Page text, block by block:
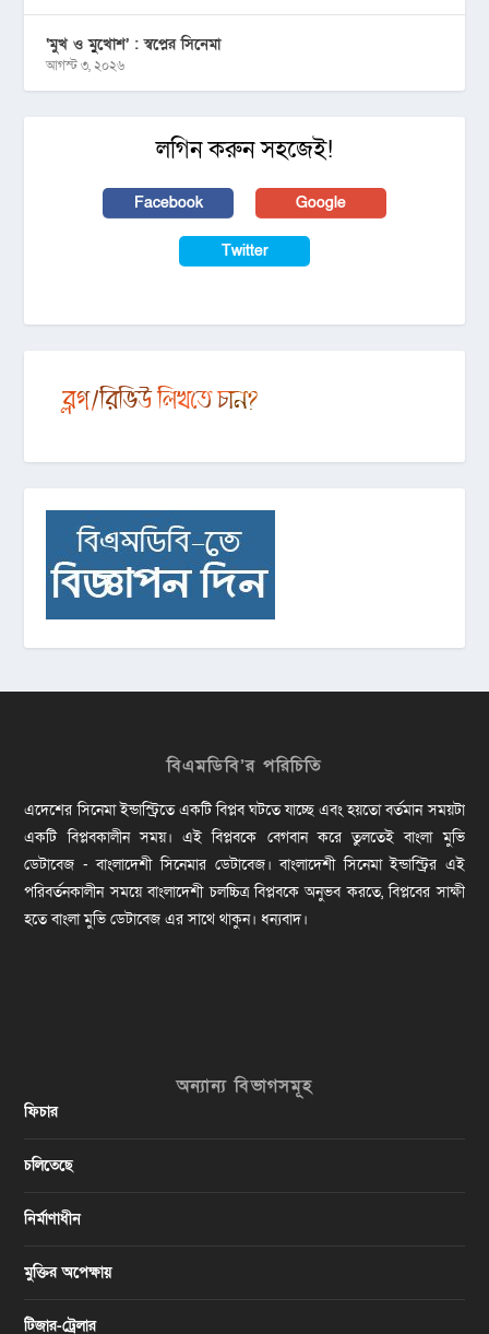
‘মুখ ও মু্খোশ’ : স্বপ্নের সিনেমা
আগস্ট ৩, ২০২৬
লগিন করুন সহজেই!
Facebook Google
Twitter
বিএমডিবি’র পরিচিতি
এদেশের সিনেমা ইন্ডাস্ট্রিতে একটি বিপ্লব ঘটতে যাচ্ছে এবং হয়তো বর্তমান সময়টা
একটি বিপ্লবকালীন সময়। এই বিপ্লবকে বেগবান করে তুলতেই বাংলা মুভি
ডেটাবেজ - বাংলাদেশী সিনেমার ডেটাবেজ। বাংলাদেশী সিনেমা ইন্ডাস্ট্রির এই
পরিবর্তনকালীন সময়ে বাংলাদেশী চলচ্চিত্র বিপ্লবকে অনুভব করতে, বিপ্লবের সাক্ষী
হতে বাংলা মুভি ডেটাবেজ এর সাথে থাকুন। ধন্যবাদ।
অন্যান্য বিভাগসমূহ
ফিচার
চলিতেছে
নির্মাণাধীন
মুক্তির অপেক্ষায়
টিজার-ট্রেলার